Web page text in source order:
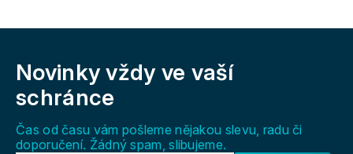
Novinky vždy ve vaší
schránce
Čas od času vám pošleme nějakou slevu, radu či
doporučení. Žádný spam, slibujeme.